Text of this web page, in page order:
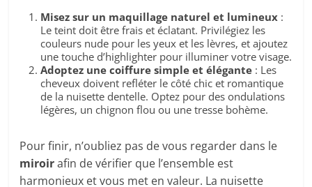
Misez sur un maquillage naturel et lumineux :
Le teint doit être frais et éclatant. Privilégiez les
couleurs nude pour les yeux et les lèvres, et ajoutez
une touche d’highlighter pour illuminer votre visage.
Adoptez une coiffure simple et élégante : Les
cheveux doivent refléter le côté chic et romantique
de la nuisette dentelle. Optez pour des ondulations
légères, un chignon flou ou une tresse bohème.
Pour finir, n’oubliez pas de vous regarder dans le
miroirafin de vérifier que l’ensemble est
harmonieux et vous met en valeur. La nuisette